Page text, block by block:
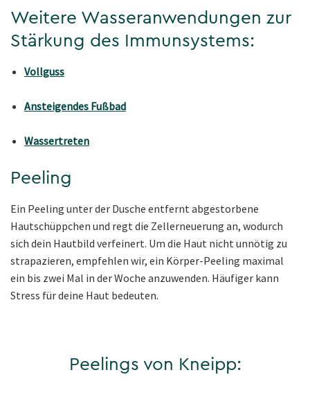
Weitere Wasseranwendungen zur
Stärkung des Immunsystems:
Vollguss
Ansteigendes Fußbad
Wassertreten
Peeling
Ein Peeling unter der Dusche entfernt abgestorbene
Hautschüppchen und regt die Zellerneuerung an, wodurch
sich dein Hautbild verfeinert. Um die Haut nicht unnötig zu
strapazieren, empfehlen wir, ein Körper-Peeling maximal
ein bis zwei Mal in der Woche anzuwenden. Häufiger kann
Stress für deine Haut bedeuten.
Peelings von Kneipp: